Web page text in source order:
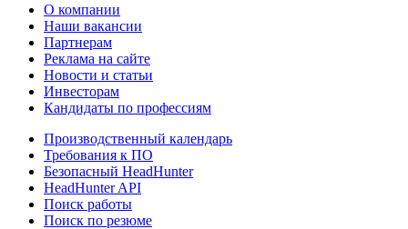
О компании
Наши вакансии
Партнерам
Реклама на сайте
Новости и статьи
Инвесторам
Кандидаты по профессиям
Производственный календарь
Требования к ПО
Безопасный HeadHunter
HeadHunter API
Поиск работы
Поиск по резюме